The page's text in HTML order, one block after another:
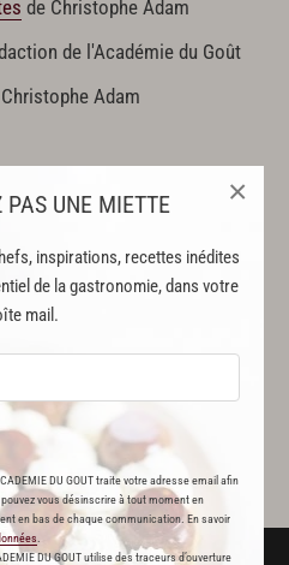
PAS UNE MIETTE
inspirations, recettes inédites
de la gastronomie, dans votre
mail.
DU GOUT traite votre adresse email afin
vous désinscrire à tout moment en
en bas de chaque communication. En savoir
DU GOUT utilise des traceurs d’ouverture
×
de Christophe Adam
de l'Académie du Goût
Adam